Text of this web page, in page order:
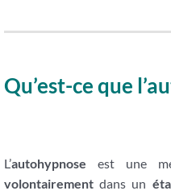
Qu’est-ce que
L’autohypnose est une
volontairementdans un